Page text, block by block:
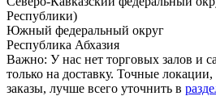
Республики)
Южный федеральный округ
Республика Абхазия
Важно: У нас нет торговых залов и
только на доставку. Точные
заказы, лучше всего уточнить в